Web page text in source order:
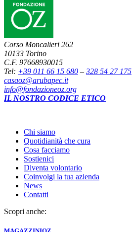
Corso Moncalieri 262
10133 Torino
C.F. 97668930015
Tel: +39 011 66 15 680 – 328 54 27 175
casaoz@arubapec.it
info@fondazioneoz.org
IL NOSTRO CODICE ETICO
Chi siamo
Quotidianità che cura
Cosa facciamo
Sostienici
Diventa volontario
Coinvolgi la tua azienda
News
Contatti
Scopri anche: